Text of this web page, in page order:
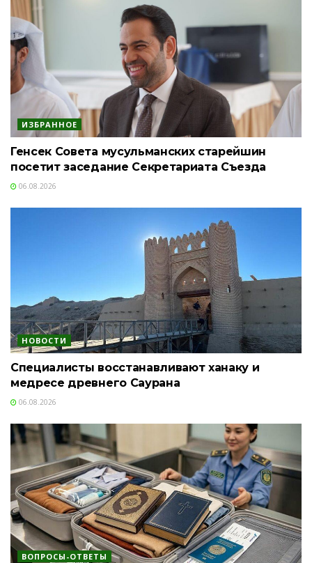
ИЗБРАННОЕ
Генсек Совета мусульманских старейшин
посетит заседание Секретариата Съезда
06.08.2026
НОВОСТИ
Специалисты восстанавливают ханаку и
медресе древнего Саурана
06.08.2026
ВОПРОСЫ-ОТВЕТЫ